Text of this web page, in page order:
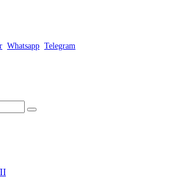
Whatsapp Telegram